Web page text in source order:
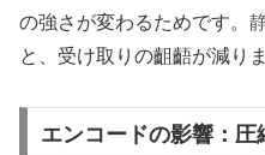
の強さが変わるためです。
と、受け取りの齟齬が減りま
エンコードの影響：圧